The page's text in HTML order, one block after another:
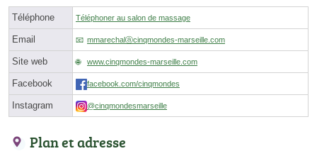
Téléphone Téléphoner au salon de massage
Email mmarechalⓐcinqmondes-marseille.com
Site web www.cinqmondes-marseille.com
Facebook facebook.com/cinqmondes
Instagram @cinqmondesmarseille
Plan et adresse